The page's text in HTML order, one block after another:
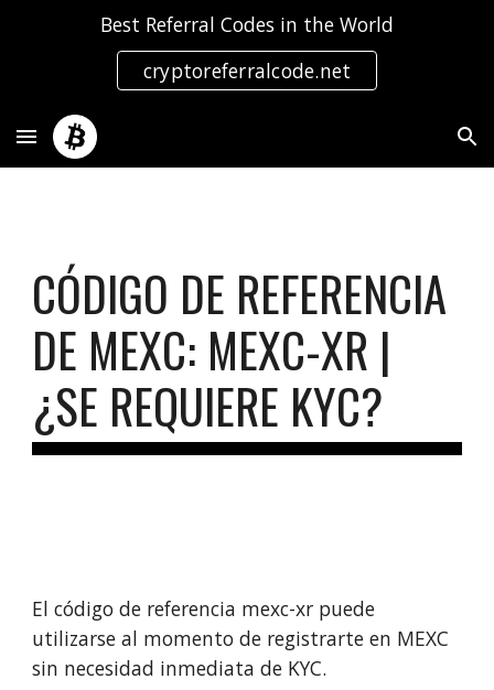
Best Referral Codes in the World
cryptoreferralcode.net
CÓDIGO DE REFERENCIA
DE MEXC: MEXC-XR |
¿SE REQUIERE KYC?
El código de referencia mexc-xr puede
utilizarse al momento de registrarte en MEXC
sin necesidad inmediata de KYC.